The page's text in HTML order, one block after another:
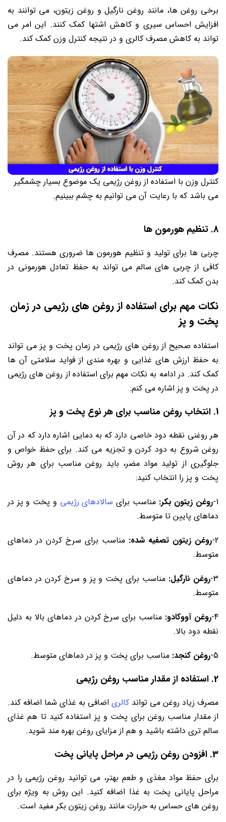
برخی روغن‌ ها، مانند روغن نارگیل و روغن زیتون، می ‌توانند به
افزایش احساس سیری و کاهش اشتها کمک کنند. این امر می
‌تواند به کاهش مصرف کالری و در نتیجه کنترل وزن کمک کند.
کنترل وزن با استفاده از روغن رژیمی یک موضوع بسیار چشمگیر
می باشد که با رعایت آن می توانیم به چشم ببینیم.
8. تنظیم هورمون ‌ها
چربی ‌ها برای تولید و تنظیم هورمون‌ ها ضروری هستند. مصرف
کافی از چربی ‌های سالم می ‌تواند به حفظ تعادل هورمونی در
بدن کمک کند.
نکات مهم برای استفاده از روغن ‌های رژیمی در زمان
پخت و پز
استفاده صحیح از روغن ‌های رژیمی در زمان پخت و پز می ‌تواند
به حفظ ارزش ‌های غذایی و بهره‌ مندی از فواید سلامتی آن ‌ها
کمک کند. در ادامه به نکات مهم برای استفاده از روغن ‌های رژیمی
در پخت و پز اشاره می ‌کنم:
1. انتخاب روغن مناسب برای هر نوع پخت و پز
هر روغنی نقطه دود خاصی دارد که به دمایی اشاره دارد که در آن
روغن شروع به دود کردن و تجزیه می ‌کند. برای حفظ خواص و
جلوگیری از تولید مواد مضر، باید روغن مناسب برای هر روش
پخت و پز را انتخاب کنید:
1- روغن زیتون بکر: مناسب برای سالادهای رژیمی و پخت و پز در
دماهای پایین تا متوسط.
2- روغن زیتون تصفیه شده: مناسب برای سرخ کردن در دماهای
متوسط.
3- روغن نارگیل: مناسب برای پخت و پز و سرخ کردن در دماهای
متوسط.
4- روغن آووکادو: مناسب برای سرخ کردن در دماهای بالا به دلیل
نقطه دود بالا.
5- روغن کنجد: مناسب برای پخت و پز در دماهای متوسط.
2. استفاده از مقدار مناسب روغن رژیمی
مصرف زیاد روغن می ‌تواند کالری اضافی به غذای شما اضافه کند.
از مقدار مناسب روغن برای پخت و پز استفاده کنید تا هم غذای
سالم ‌تری داشته باشید و هم از مزایای روغن بهره ‌مند شوید.
3. افزودن روغن رژیمی در مراحل پایانی پخت
برای حفظ مواد مغذی و طعم بهتر، می ‌توانید روغن رژیمی را در
مراحل پایانی پخت به غذا اضافه کنید. این روش به ویژه برای
روغن ‌های حساس به حرارت مانند روغن زیتون بکر مفید است.